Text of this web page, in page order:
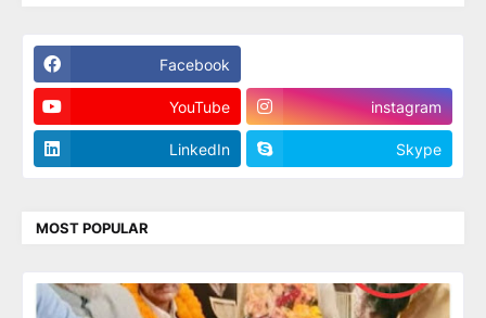
Facebook
YouTube instagram
LinkedIn Skype
MOST POPULAR